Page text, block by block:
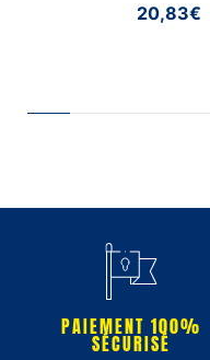
20,83€
PAIEMENT 100%
SÉCURISÉ